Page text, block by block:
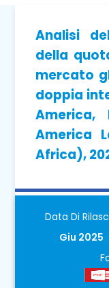
Analisi
della
mercato
doppia
America,
America
Africa),
Data Di
Giu 2025